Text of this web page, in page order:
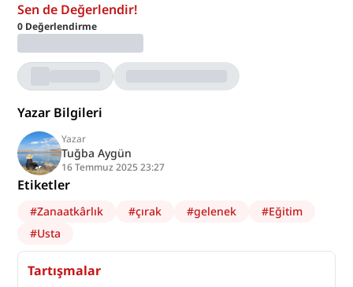
Sen de Değerlendir!
0 Değerlendirme
Yazar Bilgileri
Yazar
Tuğba Aygün
16 Temmuz 2025 23:27
Etiketler
#Zanaatkârlık #çırak #gelenek #Eğitim
#Usta
Tartışmalar